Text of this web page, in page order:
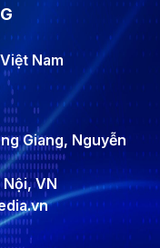
Nam
Giang, Nguyễn
VN